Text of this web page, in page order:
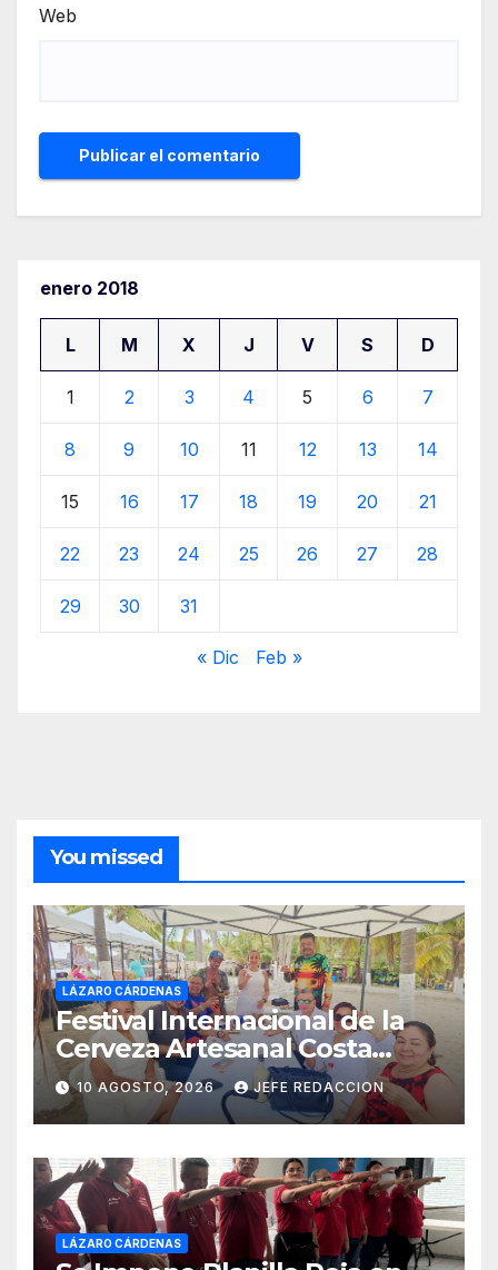
Web
enero 2018
L M X J V S D
1 2 3 4 5 6 7
8 9 10 11 12 13 14
15 16 17 18 19 20 21
22 23 24 25 26 27 28
29 30 31
« Dic Feb »
You missed
LÁZARO CÁRDENAS
Festival Internacional de la
Cerveza Artesanal Costa
Michoacán 2026 Cerro su 19ª
Edición
10 AGOSTO, 2026 JEFE REDACCION
LÁZARO CÁRDENAS